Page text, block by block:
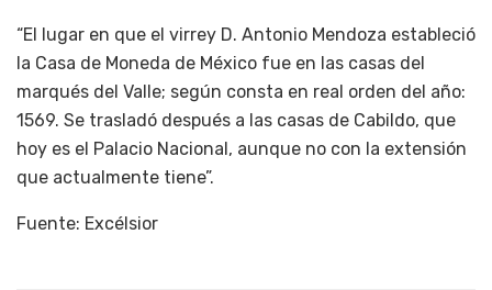
“El lugar en que el virrey D. Antonio Mendoza estableció
la Casa de Moneda de México fue en las casas del
marqués del Valle; según consta en real orden del año:
1569. Se trasladó después a las casas de Cabildo, que
hoy es el Palacio Nacional, aunque no con la extensión
que actualmente tiene”.
Fuente: Excélsior